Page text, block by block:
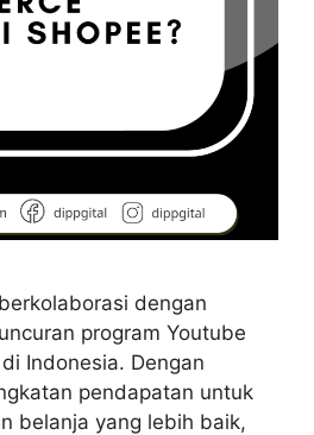
dengan
program Youtube
Indonesia. Dengan
pendapatan untuk
belanja yang lebih baik,